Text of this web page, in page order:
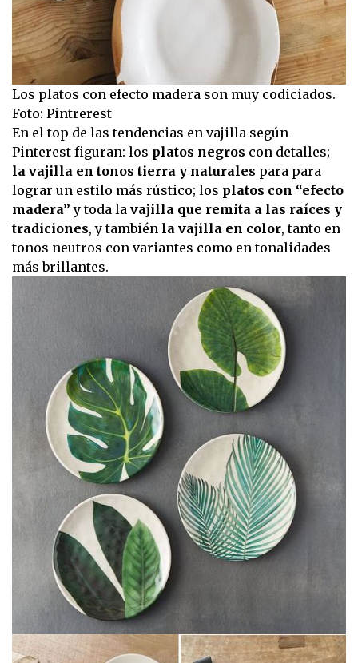
Los platos con efecto madera son muy codiciados.
Foto: Pintrerest
En el top de las tendencias en vajilla según
Pinterest figuran: los platos negros con detalles;
la vajilla en tonos tierra y naturales para para
lograr un estilo más rústico; los platos con “efecto
madera”y toda la vajilla que remita a las raíces y
tradiciones, y también la vajilla en color, tanto en
tonos neutros con variantes como en tonalidades
más brillantes.